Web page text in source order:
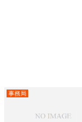
事務局